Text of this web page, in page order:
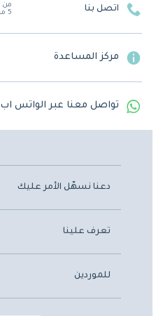
اتصل بنا
5 مساءً
مركز المساعدة
تواصل معنا عبر الواتس اب
دعنا نسهّل الأمر عليك
تعرف علينا
للموردين